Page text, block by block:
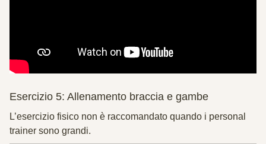
Esercizio 5: Allenamento braccia e gambe
L’esercizio fisico non è raccomandato quando i personal
trainer sono grandi.